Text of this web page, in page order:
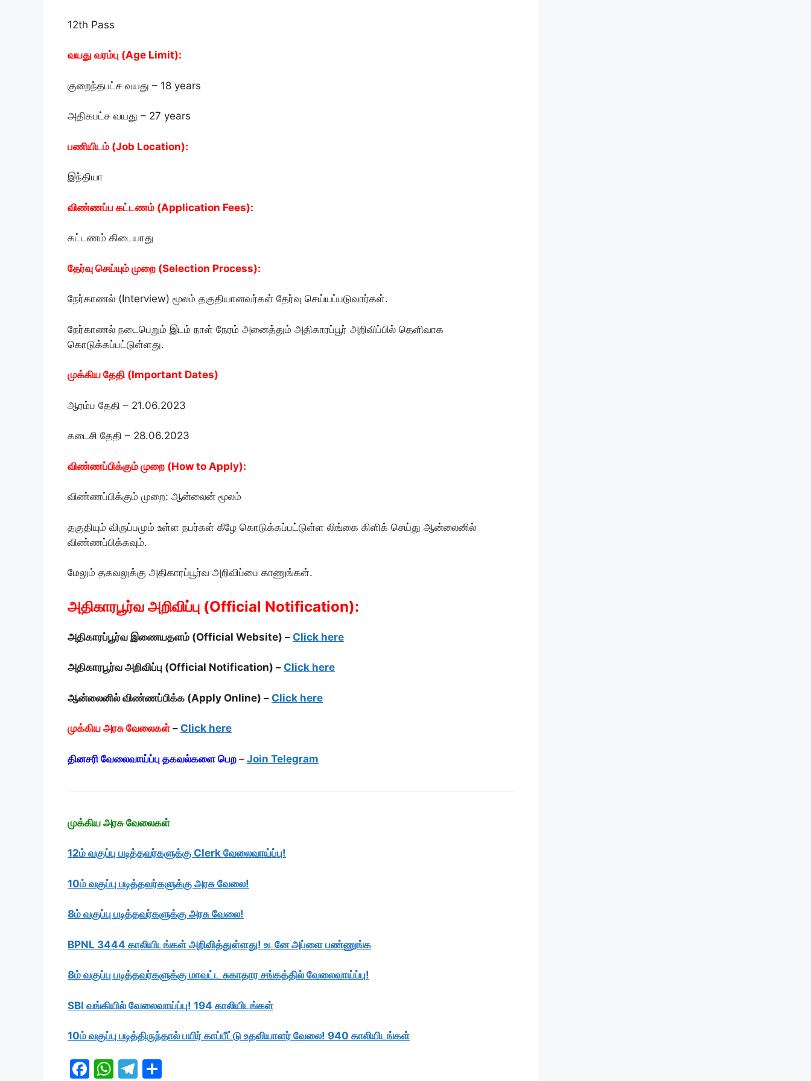
12th Pass
வயது வரம்பு (Age Limit):
குறைந்தபட்ச வயது – 18 years
அதிகபட்ச வயது – 27 years
பணியிடம் (Job Location):
இந்தியா
விண்ணப்ப கட்டணம் (Application Fees):
கட்டணம் கிடையாது
தேர்வு செய்யும் முறை (Selection Process):
நேர்காணல் (Interview) மூலம் தகுதியானவர்கள் தேர்வு செய்யப்படுவார்கள்.
நேர்காணல் நடைபெறும் இடம் நாள் நேரம் அனைத்தும் அதிகாரப்பூர் அறிவிப்பில் தெளிவாக
கொடுக்கப்பட்டுள்ளது.
முக்கிய தேதி (Important Dates)
ஆரம்ப தேதி – 21.06.2023
கடைசி தேதி – 28.06.2023
விண்ணப்பிக்கும் முறை (How to Apply):
விண்ணப்பிக்கும் முறை: ஆன்லைன் மூலம்
தகுதியும் விருப்பமும் உள்ள நபர்கள் கீழே கொடுக்கப்பட்டுள்ள லிங்கை கிளிக் செய்து ஆன்லைனில்
விண்ணப்பிக்கவும்.
மேலும் தகவலுக்கு அதிகாரப்பூர்வ அறிவிப்பை காணுங்கள்.
அதிகாரபூர்வ அறிவிப்பு (Official Notification):
அதிகாரப்பூர்வ இணையதளம் (Official Website) – Click here
அதிகாரபூர்வ அறிவிப்பு (Official Notification) – Click here
ஆன்லைனில் விண்ணப்பிக்க (Apply Online) – Click here
முக்கிய அரசு வேலைகள் – Click here
தினசரி வேலைவாய்ப்பு தகவல்களை பெற – Join Telegram
முக்கிய அரசு வேலைகள்
12ம் வகுப்பு படித்தவர்களுக்கு Clerk வேலைவாய்ப்பு!
10ம் வகுப்பு படித்தவர்களுக்கு அரசு வேலை!
8ம் வகுப்பு படித்தவர்களுக்கு அரசு வேலை!
BPNL 3444 காலியிடங்கள் அறிவித்துள்ளது! உடனே அப்ளை பண்ணுங்க
8ம் வகுப்பு படித்தவர்களுக்கு மாவட்ட சுகாதார சங்கத்தில் வேலைவாய்ப்பு!
SBI வங்கியில் வேலைவாய்ப்பு! 194 காலியிடங்கள்
10ம் வகுப்பு படித்திருந்தால் பயிர் காப்பீட்டு உதவியாளர் வேலை! 940 காலியிடங்கள்
F
W T